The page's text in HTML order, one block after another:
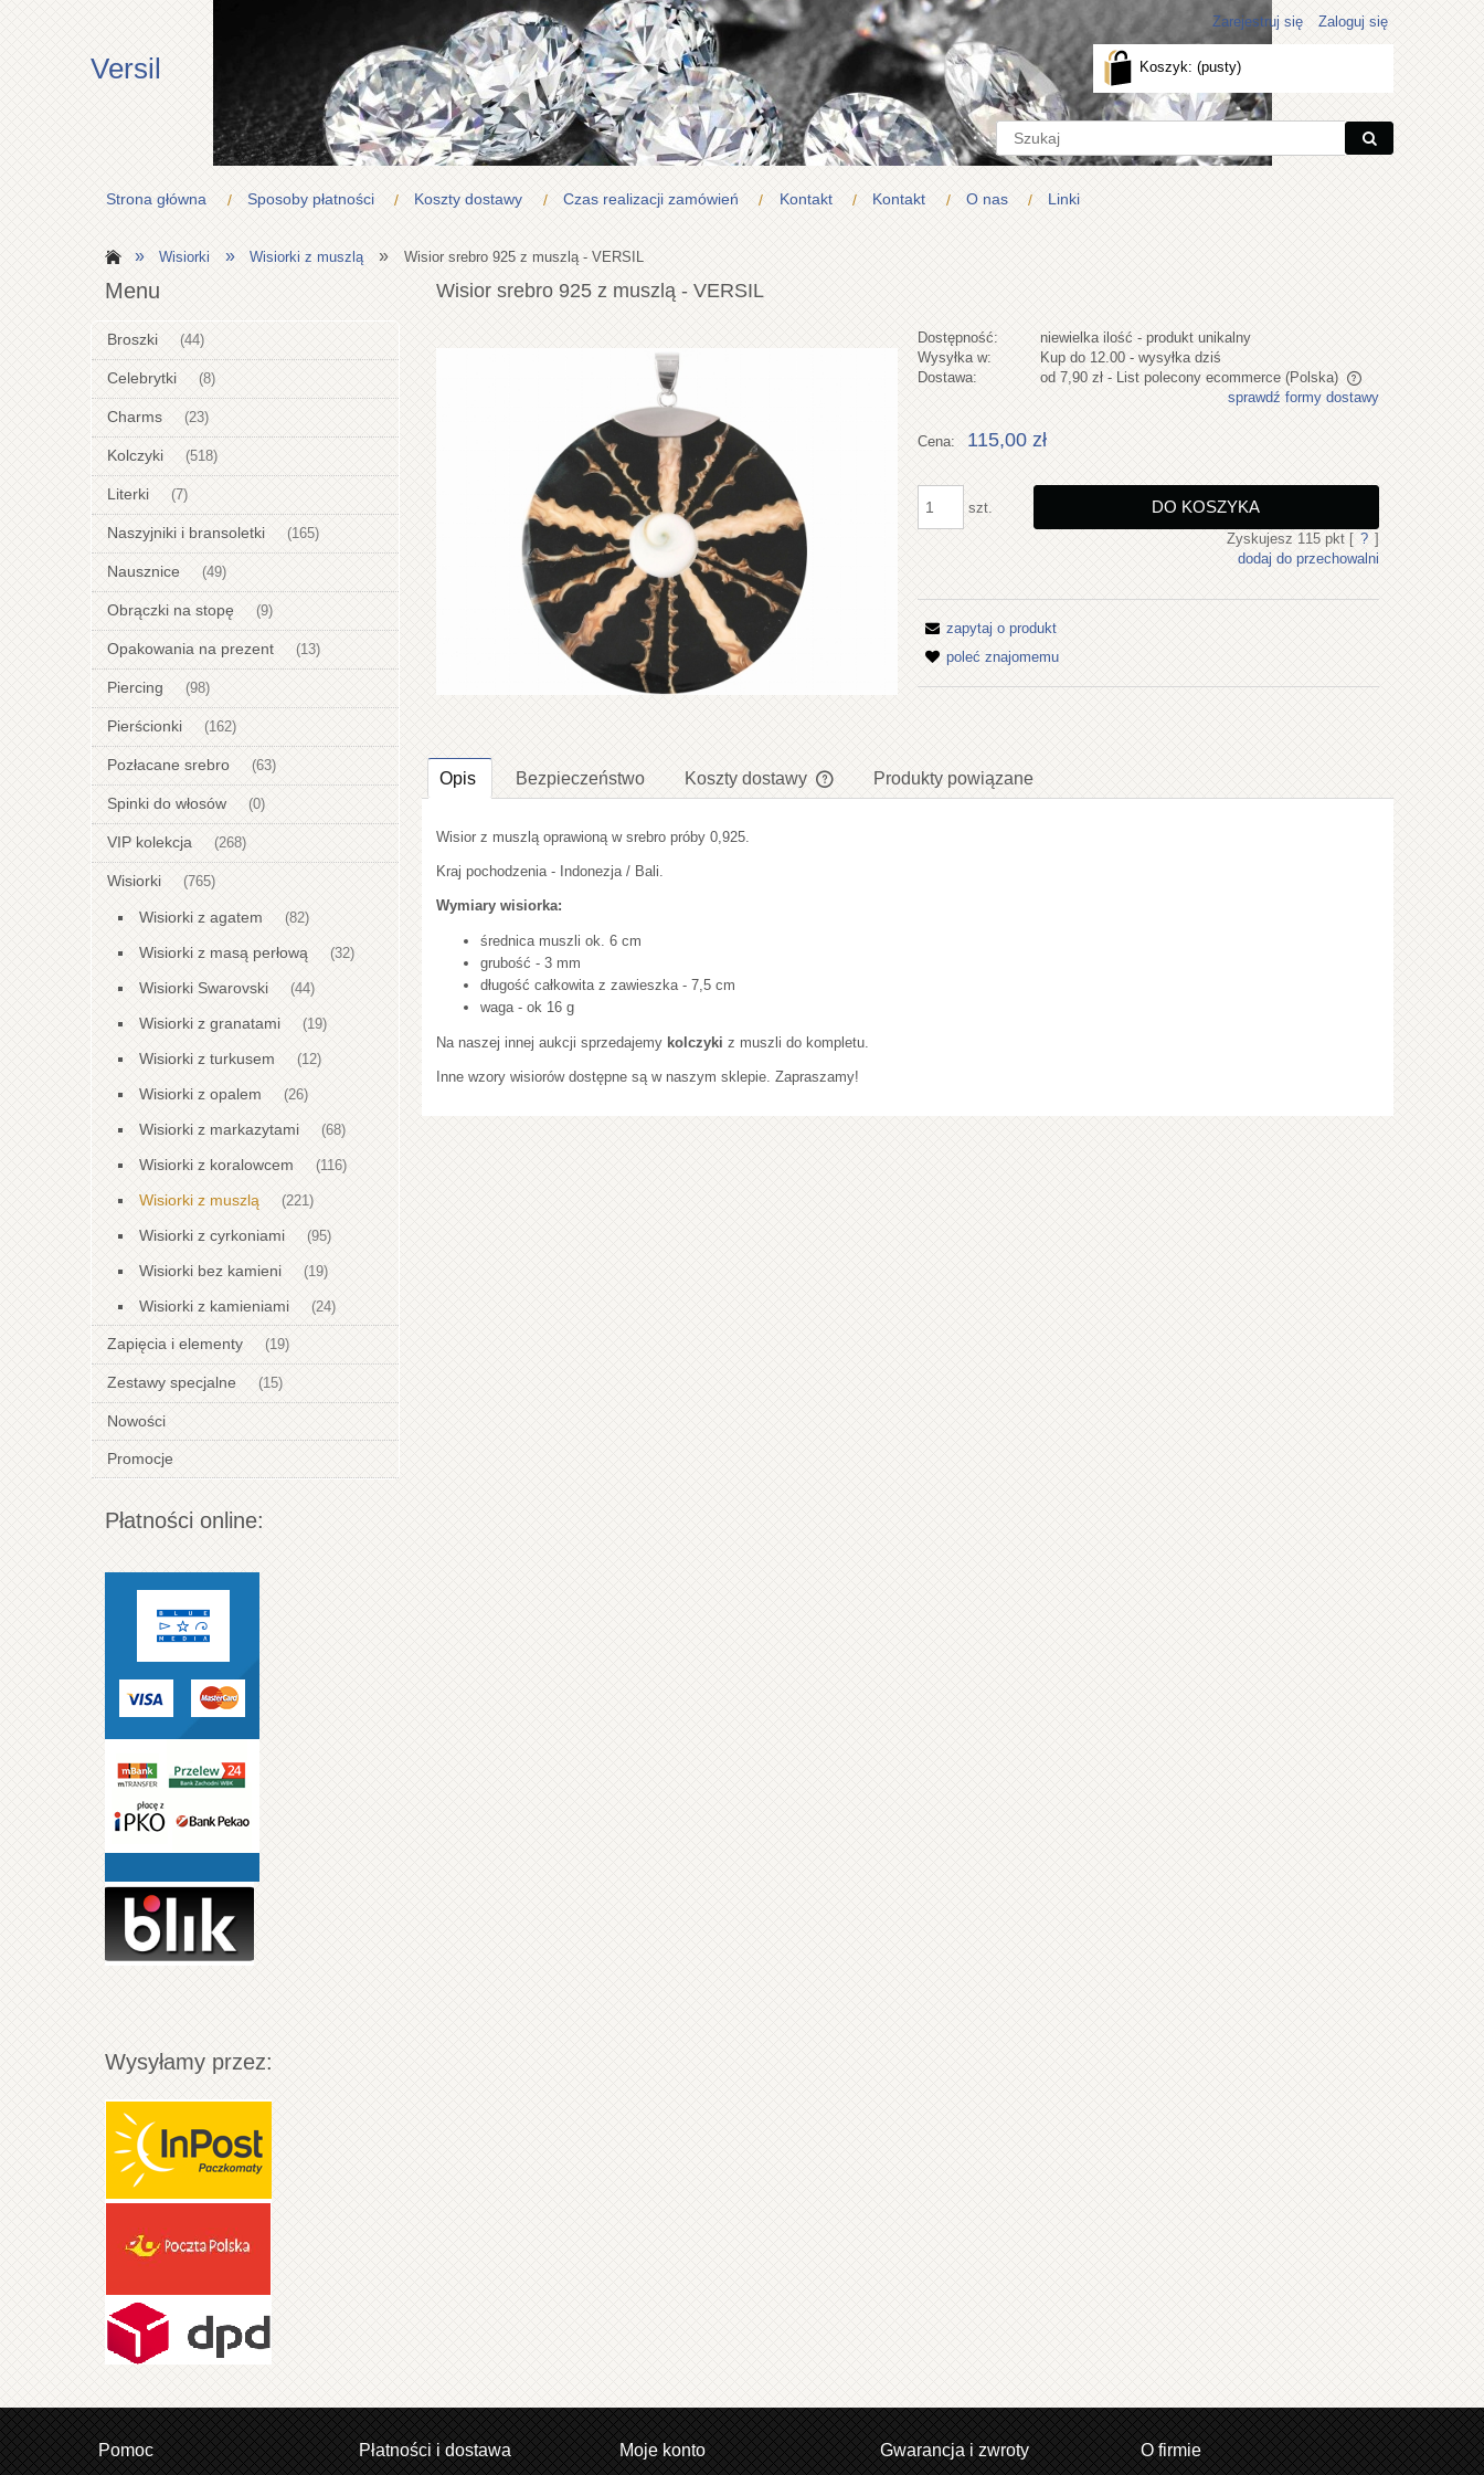
Zarejestruj się Zaloguj się
Versil Koszyk: (pusty)
Strona główna Sposoby płatności Koszty dostawy Czas realizacji zamówień Kontakt Kontakt O nas Linki
» Wisiorki » Wisiorki z muszlą » Wisior srebro 925 z muszlą - VERSIL
Menu
Broszki (44)
Celebrytki (8)
Charms (23)
Kolczyki (518)
Literki (7)
Naszyjniki i bransoletki (165)
Nausznice (49)
Obrączki na stopę (9)
Opakowania na prezent (13)
Piercing (98)
Pierścionki (162)
Pozłacane srebro (63)
Spinki do włosów (0)
VIP kolekcja (268)
Wisiorki (765)
Wisiorki z agatem (82)
Wisiorki z masą perłową (32)
Wisiorki Swarovski (44)
Wisiorki z granatami (19)
Wisiorki z turkusem (12)
Wisiorki z opalem (26)
Wisiorki z markazytami (68)
Wisiorki z koralowcem (116)
Wisiorki z muszlą (221)
Wisiorki z cyrkoniami (95)
Wisiorki bez kamieni (19)
Wisiorki z kamieniami (24)
Zapięcia i elementy (19)
Zestawy specjalne (15)
Nowości
Promocje
Płatności online:
Wysyłamy przez:
Wisior srebro 925 z muszlą - VERSIL
Dostępność:
niewielka ilość - produkt unikalny
Wysyłka w:
Kup do 12.00 - wysyłka dziś
Dostawa:
od 7,90 zł - List polecony ecommerce (Polska)
sprawdź formy dostawy
Cena: 115,00 zł
szt. DO KOSZYKA
Zyskujesz 115pkt [ ? ]
dodaj do przechowalni
zapytaj o produkt
poleć znajomemu
Opis Bezpieczeństwo Koszty dostawy Produkty powiązane
Wisior z muszlą oprawioną w srebro próby 0,925.
Kraj pochodzenia - Indonezja / Bali.
Wymiary wisiorka:
średnica muszli ok. 6 cm
grubość - 3 mm
długość całkowita z zawieszka - 7,5 cm
waga - ok 16 g
Na naszej innej aukcji sprzedajemy kolczyki z muszli do kompletu.
Inne wzory wisiorów dostępne są w naszym sklepie. Zapraszamy!
Pomoc Płatności i dostawa Moje konto Gwarancja i zwroty O firmie